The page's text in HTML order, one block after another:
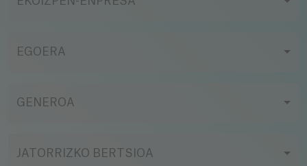
EGOERA
GENEROA
JATORRIZKO BERTSIOA